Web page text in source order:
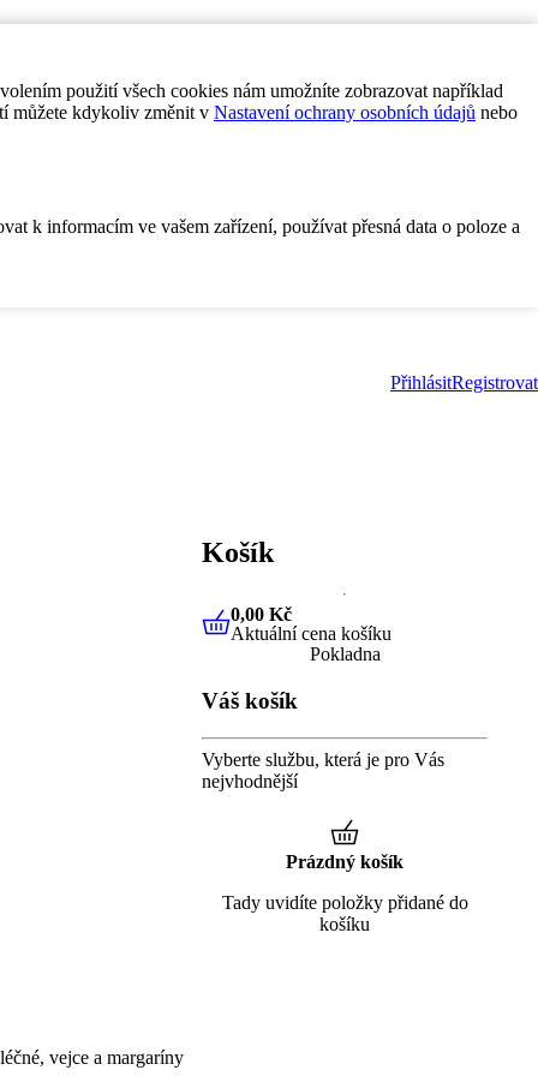
použití všech cookies nám umožníte zobrazovat například
můžete kdykoliv změnit v Nastavení ochrany osobních údajů nebo
k informacím ve vašem zařízení, používat přesná data o poloze a
PřihlásitRegistrovat
vejce a margaríny
Košík
0,00 KčAktuální cena košíku
0,00 Kč
Aktuální cena košíku
Pokladna
Váš košík
Vyberte službu, která je pro Vás
nejvhodnější
Prázdný košík
Tady uvidíte položky přidané do
košíku